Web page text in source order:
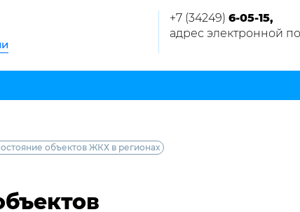
+7 (34249) 6-05-15,
адрес электронной
объектов ЖКХ в регионах